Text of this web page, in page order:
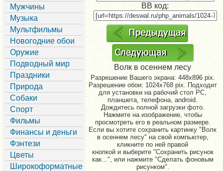
Мужчины
Музыка
Мультфильмы
Новогодние обои
Оружие
Подводный мир
Праздники
Природа
Собаки
Спорт
Фильмы
Финансы и деньги
Фэнтези
Цветы
Широкоформатные
BB код:
Волк в осеннем лесу
Разрешение Вашего экрана: 448x896 pix.
Разрешение обои: 1024x768 pix. Подходит
для установки на рабочий стол PC,
планшета, телефона, android.
Дождитесь полной загрузки фото.
Нажмите на изображение, чтобы
просмотреть его в реальном размере.
Если вы хотите сохранить картинку "Волк
в осеннем лесу" на свой компьютер,
кликните по ней правой
кнопкой и выберите "Сохранить рисунок
как...", или нажмите "Сделать фоновым
рисунком".